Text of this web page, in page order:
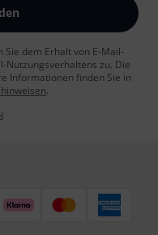
Sie dem Erhalt von E-Mail-
Nutzungsverhaltens zu. Die
Informationen finden Sie in
.